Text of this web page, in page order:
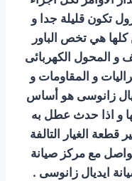
تكون قليلة جدا و
هي تخص الباور
و المحول الكهربائى
و المقاومات و
زانوسى هو أساس
و اذا حدث عطل به
الغيار التالفة
مع مركز صيانة
ايديال زانوسى .